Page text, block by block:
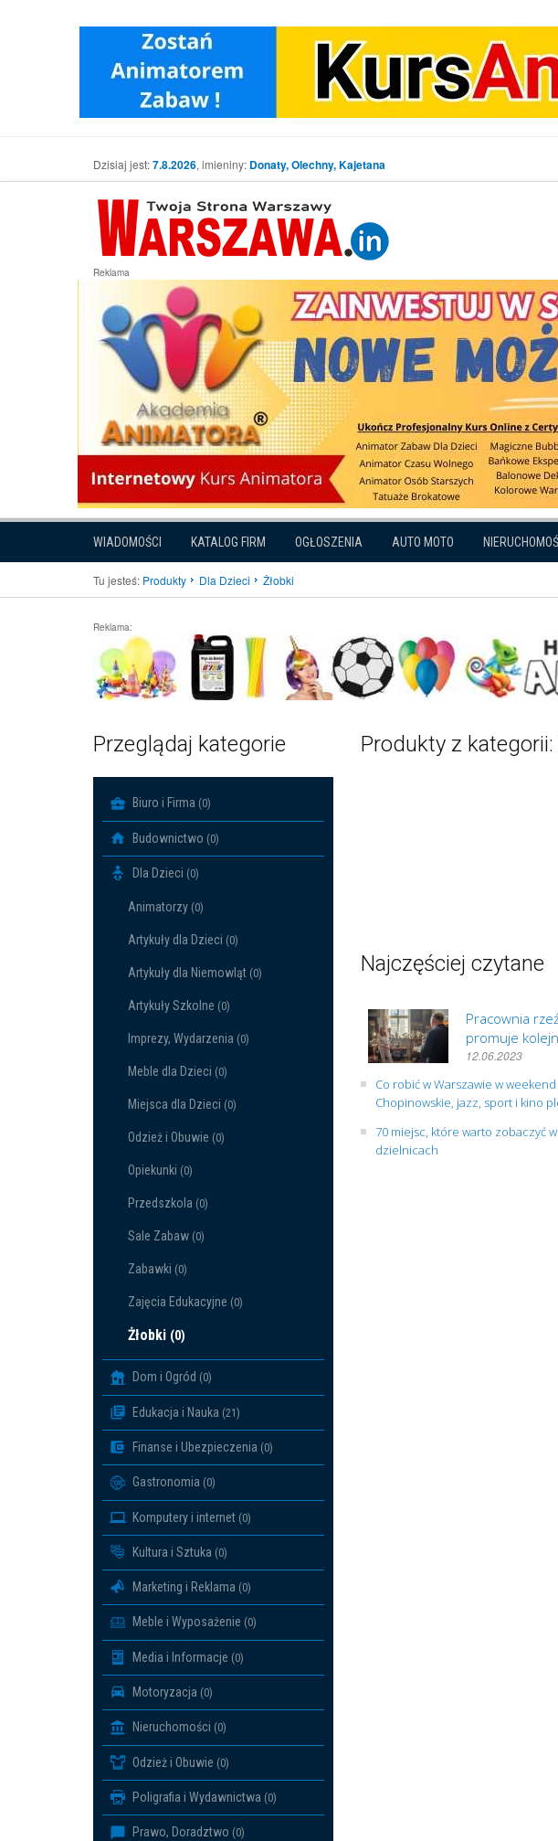
Dzisiaj jest:7.8.2026, imieniny: Donaty, Olechny, Kajetana
Reklama
WIADOMOŚCI KATALOG FIRM OGŁOSZENIA AUTO MOTO
Tu jesteś: Produkty Dla Dzieci Żłobki
Reklama:
Przeglądaj kategorie
Biuro i Firma (0)
Budownictwo (0)
Dla Dzieci (0)
Animatorzy (0)
Artykuły dla Dzieci (0)
Artykuły dla Niemowląt (0)
Artykuły Szkolne (0)
Imprezy, Wydarzenia (0)
Meble dla Dzieci (0)
Miejsca dla Dzieci (0)
Odzież i Obuwie (0)
Opiekunki (0)
Przedszkola (0)
Sale Zabaw (0)
Zabawki (0)
Zajęcia Edukacyjne (0)
Żłobki (0)
Dom i Ogród (0)
Edukacja i Nauka (21)
Finanse i Ubezpieczenia (0)
Gastronomia (0)
Komputery i internet (0)
Kultura i Sztuka (0)
Marketing i Reklama (0)
Meble i Wyposażenie (0)
Media i Informacje (0)
Motoryzacja (0)
Nieruchomości (0)
Odzież i Obuwie (0)
Poligrafia i Wydawnictwa (0)
Prawo, Doradztwo (0)
Produkty z kategorii:
Najczęściej czytane
Pracownia
promuje
12.06.2023
Co robić w Warszawie w
Chopinowskie, jazz, sport i kino
70 miejsc, które warto zobaczyć
dzielnicach